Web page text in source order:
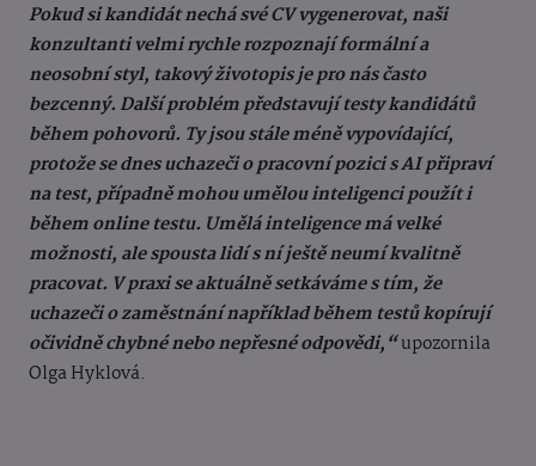
Pokud si kandidát nechá své CV vygenerovat, naši
konzultanti velmi rychle rozpoznají formální a
neosobní styl, takový životopis je pro nás často
bezcenný. Další problém představují testy kandidátů
během pohovorů. Ty jsou stále méně vypovídající,
protože se dnes uchazeči o pracovní pozici s AI připraví
na test, případně mohou umělou inteligenci použít i
během online testu. Umělá inteligence má velké
možnosti, ale spousta lidí s ní ještě neumí kvalitně
pracovat. V praxi se aktuálně setkáváme s tím, že
uchazeči o zaměstnání například během testů kopírují
očividně chybné nebo nepřesné odpovědi,“upozornila
Olga Hyklová.